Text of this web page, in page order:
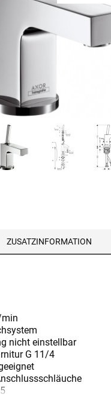
ZUSATZINFORMATION
nicht einstellbar
G 11/4